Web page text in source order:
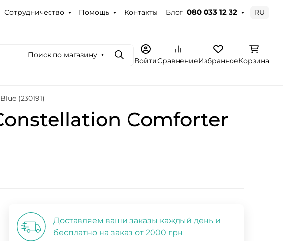
Сотрудничество Помощь Контакты Блог 080 033 12 32 RU
Поиск по магазину
ПоискВойтиСравнениеИзбранноеКорзина
(230191)
Comforter
Доставляем ваши заказы каждый день и
бесплатно на заказ от 2000 грн